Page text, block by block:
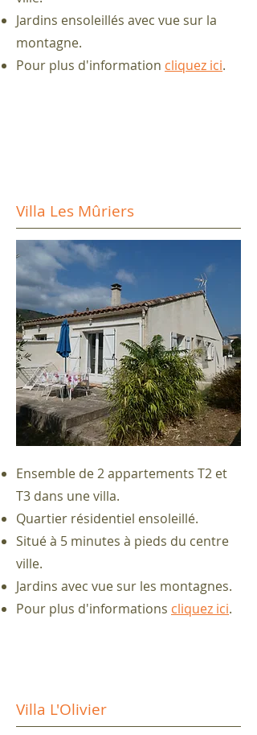
Jardins ensoleillés avec vue sur la
montagne.
Pour plus d'information cliquez ici.
Villa Les Mûriers
Ensemble de 2 appartements T2 et
T3 dans une villa.
Quartier résidentiel ensoleillé.
Situé à 5 minutes à pieds du centre
ville.
Jardins avec vue sur les montagnes.
Pour plus d'informations cliquez ici.
Villa L'Olivier